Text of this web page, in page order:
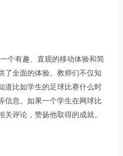
个有趣、直观的移动体验和简
了全面的体验。教师们不仅知
道比如学生的足球比赛什么时
信息。如果一个学生在网球比
评论，赞扬他取得的成就。